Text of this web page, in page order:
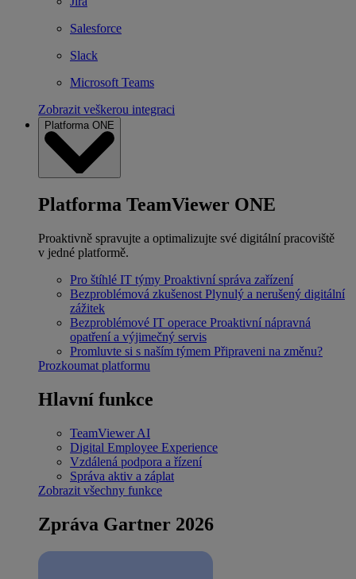
Salesforce
Slack
Microsoft Teams
Zobrazit veškerou integraci
Platforma ONE
Platforma TeamViewer ONE
Proaktivně spravujte a optimalizujte své digitální pracoviště
v jedné platformě.
Pro štíhlé IT týmy Proaktivní správa zařízení
Bezproblémová zkušenost Plynulý a nerušený digitální
zážitek
Bezproblémové IT operace Proaktivní nápravná
opatření a výjimečný servis
Promluvte si s naším týmem Připraveni na změnu?
Prozkoumat platformu
Hlavní funkce
TeamViewer AI
Digital Employee Experience
Vzdálená podpora a řízení
Správa aktiv a záplat
Zobrazit všechny funkce
Zpráva Gartner 2026